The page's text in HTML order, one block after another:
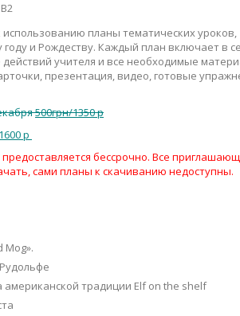
планы тематических уроков,
и Рождеству. Каждый план включает в
учителя и все необходимые
презентация, видео, готовые
500грн/1350 р
р
бессрочно. Все
сами планы к скачиванию недоступны.
традиции Elf on the shelf